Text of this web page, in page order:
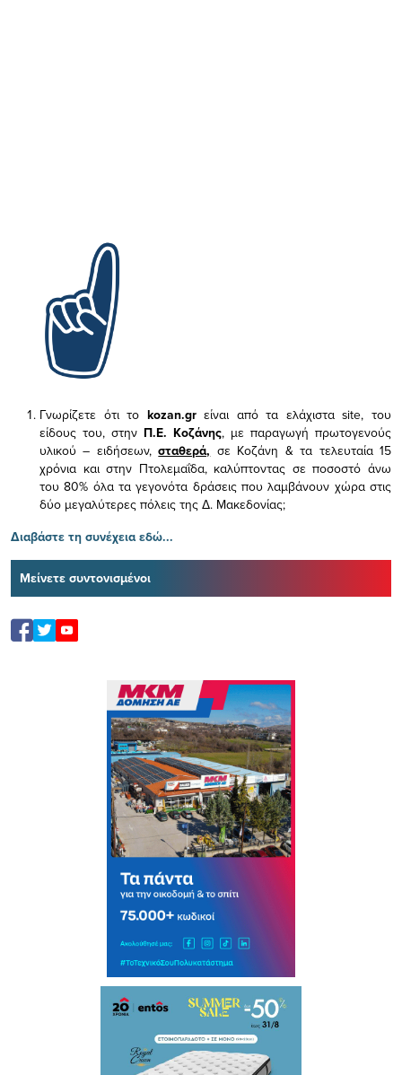
Γνωρίζετε ότι το kozan.gr είναι από τα ελάχισταsite, του
είδους του, στην Π.Ε. Κοζάνης, με παραγωγή πρωτογενούς
υλικού – ειδήσεων,σταθερά, σε Κοζάνη & τα τελευταία 15
χρόνια και στην Πτολεμαΐδα, καλύπτοντας σε ποσοστό άνω
του 80% όλα τα γεγονότα δράσεις που λαμβάνουν χώρα στις
δύο μεγαλύτερες πόλεις της Δ. Μακεδονίας;
Διαβάστε τη συνέχεια εδώ...
Μείνετε συντονισμένοι